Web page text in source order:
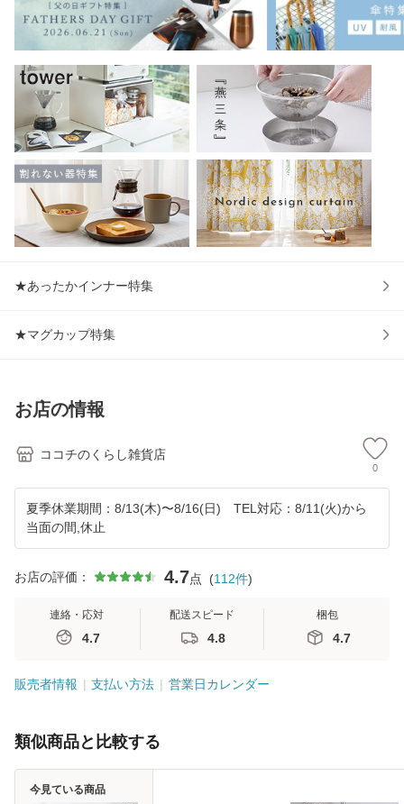
性 疲れ レート ー 千 ッ
★あったかインナー特集
★マグカップ特集
お店の情報
ココチのくらし雑貨店
0
夏季休業期間：8/13(木)〜8/16(日) TEL対応：8/11(火)から
当面の間,休止
お店の評価： 4.7点 (112件)
連絡・応対
4.7
配送スピード
4.8
梱包
4.7
販売者情報 支払い方法 営業日カレンダー
類似商品と比較する
今見ている商品